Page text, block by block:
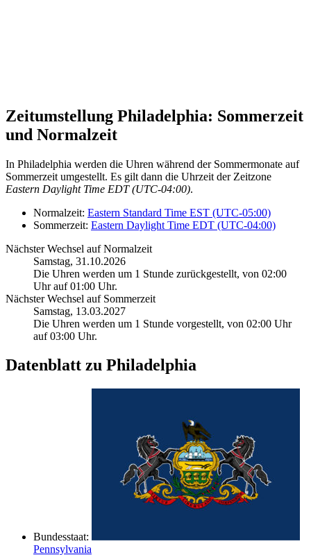
Zeitumstellung Philadelphia: Sommerzeit
und Normalzeit
In Philadelphia werden die Uhren während der Sommermonate auf
Sommerzeit umgestellt. Es gilt dann die Uhrzeit der Zeitzone
Eastern Daylight Time EDT (UTC-04:00).
Normalzeit: Eastern Standard Time EST (UTC-05:00)
Sommerzeit: Eastern Daylight Time EDT (UTC-04:00)
Nächster Wechsel auf Normalzeit
Samstag, 31.10.2026
Die Uhren werden um 1 Stunde zurückgestellt, von 02:00
Uhr auf 01:00 Uhr.
Nächster Wechsel auf Sommerzeit
Samstag, 13.03.2027
Die Uhren werden um 1 Stunde vorgestellt, von 02:00 Uhr
auf 03:00 Uhr.
Datenblatt zu Philadelphia
Bundesstaat:
Pennsylvania